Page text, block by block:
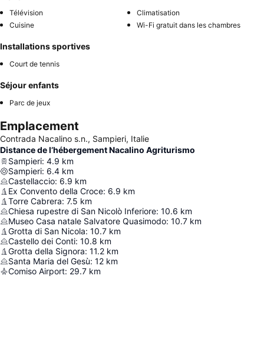
Télévision
Climatisation
Cuisine
Wi-Fi gratuit dans les chambres
Installations sportives
Court de tennis
Séjour enfants
Parc de jeux
Emplacement
Contrada Nacalino s.n., Sampieri, Italie
Distance de l’hébergement Nacalino Agriturismo
Sampieri: 4.9 km
Sampieri: 6.4 km
Castellaccio: 6.9 km
Ex Convento della Croce: 6.9 km
Torre Cabrera: 7.5 km
Chiesa rupestre di San Nicolò Inferiore: 10.6 km
Museo Casa natale Salvatore Quasimodo: 10.7 km
Grotta di San Nicola: 10.7 km
Castello dei Conti: 10.8 km
Grotta della Signora: 11.2 km
Santa Maria del Gesù: 12 km
Comiso Airport: 29.7 km